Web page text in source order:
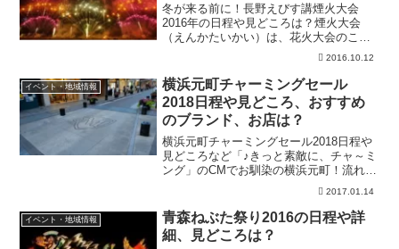
冬が来る前に！長野えびす講煙火大会
2016年の日程や見どころは？煙火大会
（えんかたいかい）は、花火大会のこと
です。花火大会といえば夏を思い浮かべ
びす講煙火大会は、11月に行われるので
す！秋に花火大会？珍し...
2016.10.12
イベント・地域情報
横浜元町チャーミングセール
2018日程や見どころ、おすすめ
のブランド、お店は？
横浜元町チャーミングセール2018日程や
見どころなど「♪きっと素敵に、チャ～ミ
ング」のCMでお馴染の横浜元町！流れる
のは横浜ローカルだと思いますが、横浜
元町で年2回行われるチャーミングセール
をチェックしておきましょう！普段は値
下げしないショ...
2017.01.14
イベント・地域情報
青森ねぶた祭り2016の日程や詳
細、見どころは？